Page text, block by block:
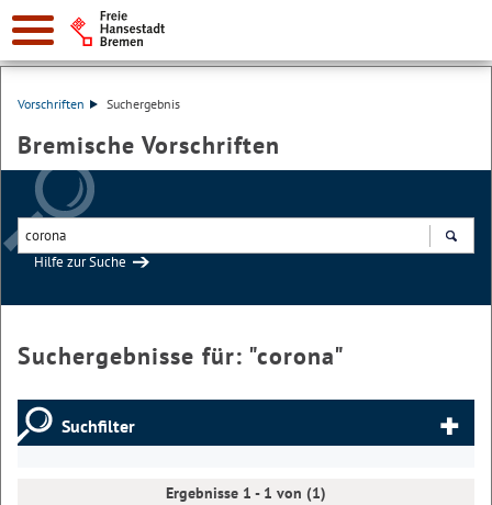
Vorschriften Suchergebnis
Bremische Vorschriften
Hilfe zur Suche
Suchergebnisse für: "corona"
Suchfilter
Ergebnisse 1 - 1 von (1)